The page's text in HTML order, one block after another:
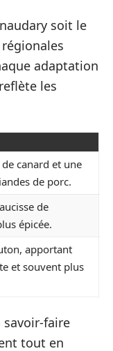
soit le
adaptation
les
canard et une
de porc.
de
épicée.
apportant
et souvent plus
savoir-faire
tout en